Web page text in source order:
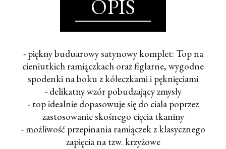
OPIS
- piękny buduarowy satynowy komplet: Top na
cieniutkich ramiączkach oraz figlarne, wygodne
spodenki na boku z kółeczkami i pęknięciami
- delikatny wzór pobudzający zmysły
- top idealnie dopasowuje się do ciala poprzez
zastosowanie skośnego cięcia tkaniny
- możliwość przepinania ramiączek z klasycznego
zapięcia na tzw. krzyżowe